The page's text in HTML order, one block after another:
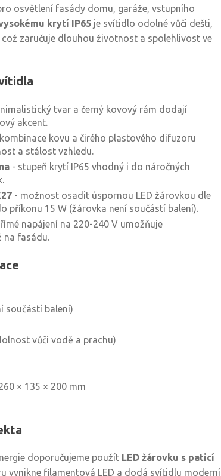
osvětlení fasády domu, garáže, vstupního
krytí IP65 je svítidlo odolné vůči dešti,
zaručuje dlouhou životnost a spolehlivost ve
tvar a černý kovový rám dodají
akcent.
kovu a čirého plastového difuzoru
a stálost vzhledu.
- stupeň krytí IP65 vhodný i do náročných
- možnost osadit úspornou LED žárovkou dle
příkonu 15 W (žárovka není součástí balení).
napájení na 220-240 V umožňuje
na fasádu.
součástí balení)
vůči vodě a prachu)
× 135 × 200 mm
doporučujeme použít LED žárovku s paticí
vynikne filamentová LED a dodá svítidlu moderní